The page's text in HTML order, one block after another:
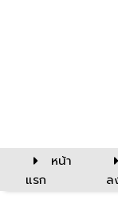
หน้า
แรก
ล